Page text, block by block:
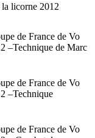
la licorne 2012
de France de Vo
–Technique de Marc
de France de Vo
–Technique
de France de Vo